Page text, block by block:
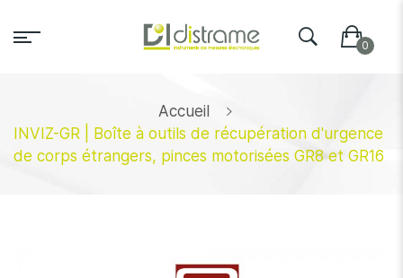
Accueil
INVIZ-GR | Boîte à outils de récupération d'urgence
de corps étrangers, pinces motorisées GR8 et GR16